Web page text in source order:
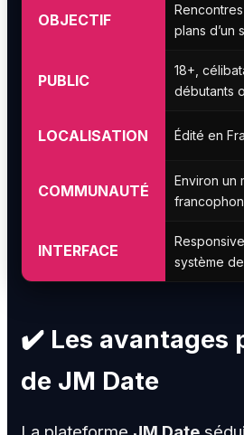
OBJECTIF
plans d’un
PUBLIC
18+,
débutants
LOCALISATION Édité en
COMMUNAUTÉ
Environ un
INTERFACE
système
✔️ Les avantages
de JM Date